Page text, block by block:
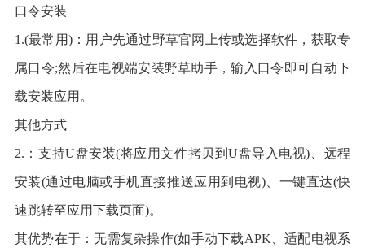
​口令安装​
1.​​(最常用)：用户先通过野草官网上传或选择软件，获取专
属口令;然后在电视端安装野草助手，输入口令即可自动下
载安装应用。
​其他方式​
2.​​：支持U盘安装(将应用文件拷贝到U盘导入电视)、远程
安装(通过电脑或手机直接推送应用到电视)、一键直达(快
速跳转至应用下载页面)。
其优势在于：无需复杂操作(如手动下载APK、适配电视系